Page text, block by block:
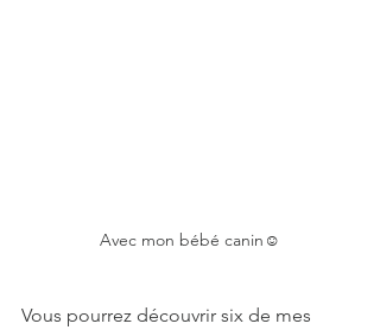
Avec mon bébé canin☺️
Vous pourrez découvrir six de mes